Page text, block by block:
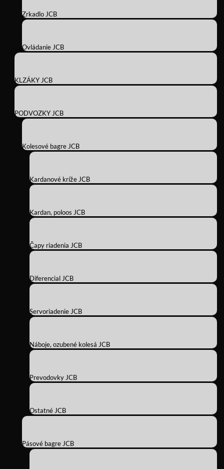
Zrkadlo JCB
Ovládanie JCB
KLZÁKY JCB
PODVOZKY JCB
Kolesové bagre JCB
Kardanové kríže JCB
Kardan, poloos JCB
Čapy riadenia JCB
Diferencial JCB
Servoriadenie JCB
Náboje, ozubené kolesá JCB
Prevodovky JCB
Ostatné JCB
Pásové bagre JCB